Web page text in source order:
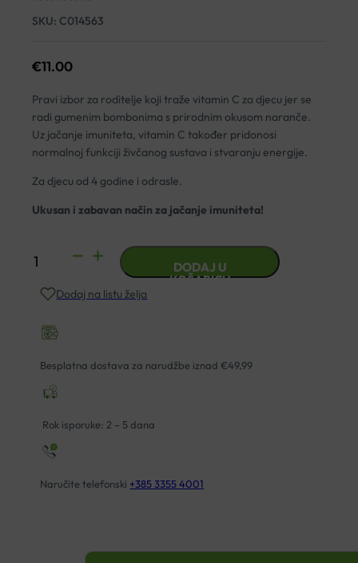
SKU: C014563
€11.00
Pravi izbor za roditelje koji traže vitamin C za djecu jer se
radi gumenim bombonima s prirodnim okusom naranče.
Uz jačanje imuniteta, vitamin C također pridonosi
normalnoj funkciji živčanog sustava i stvaranju energije.
Za djecu od 4 godine i odrasle.
Ukusan i zabavan način za jačanje imuniteta!
MULTIVITAMIN
GUMENI
A60
YASENKA
DODAJ U
KOŠARICU
Dodaj na listu želja
Besplatna dostava za narudžbe iznad €49,99
Rok isporuke: 2 – 5 dana
Naručite telefonski +385 3355 4001